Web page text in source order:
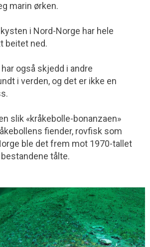
marin ørken.
i Nord-Norge har hele
beitet ned.
også skjedd i andre
i verden, og det er ikke en
slik «kråkebolle-bonanzaen»
fiender, rovfisk som
ble det frem mot 1970-tallet
tålte.